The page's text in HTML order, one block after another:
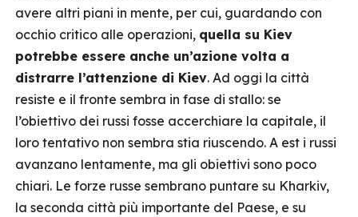
avere altri piani in mente, per cui, guardando con
occhio critico alle operazioni, quella su Kiev
potrebbe essere anche un’azione volta a
distrarre l’attenzione di Kiev. Ad oggi la città
resiste e il fronte sembra in fase di stallo: se
l’obiettivo dei russi fosse accerchiare la capitale, il
loro tentativo non sembra stia riuscendo. A est i russi
avanzano lentamente, ma gli obiettivi sono poco
chiari. Le forze russe sembrano puntare su Kharkiv,
la seconda città più importante del Paese, e su